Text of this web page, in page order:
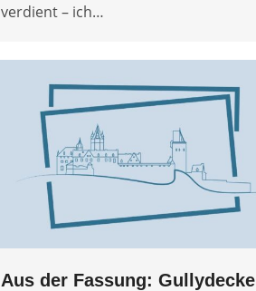
verdient – ich…
Aus der Fassung: Gullydeckel